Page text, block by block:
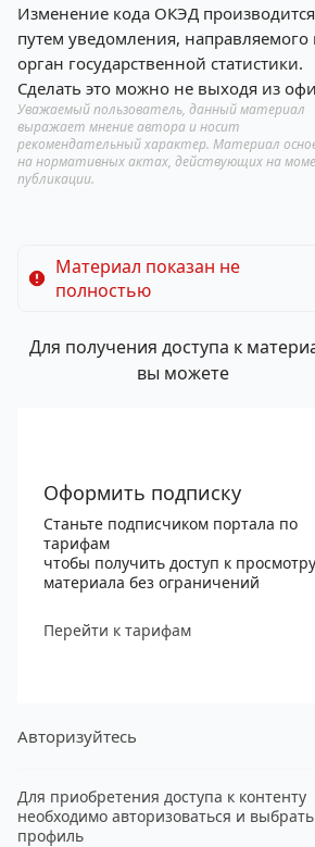
Изменение кода ОКЭД производится
путем уведомления, направляемого
орган государственной статистики.
Сделать это можно не выходя из
Уважаемый пользователь, данный материал
выражает мнение автора и носит
рекомендательный характер. Материал
на нормативных актах, действующих на
публикации.
Материал показан не
полностью
Для получения доступа к
вы можете
Оформить подписку
Станьте подписчиком портала по
тарифам
чтобы получить доступ к просмотру
материала без ограничений
Перейти к тарифам
Авторизуйтесь
Для приобретения доступа к контенту
необходимо авторизоваться и выбрать
профиль